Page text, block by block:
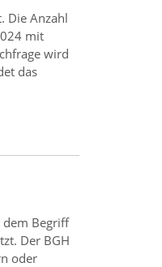
Die Anzahl
mit
wird
das
dem Begriff
Der BGH
oder